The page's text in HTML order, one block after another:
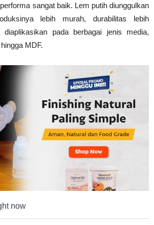
sangat baik. Lem putih diunggulkan
lebih murah, durabilitas lebih
pada berbagai jenis media,
MDF.
now